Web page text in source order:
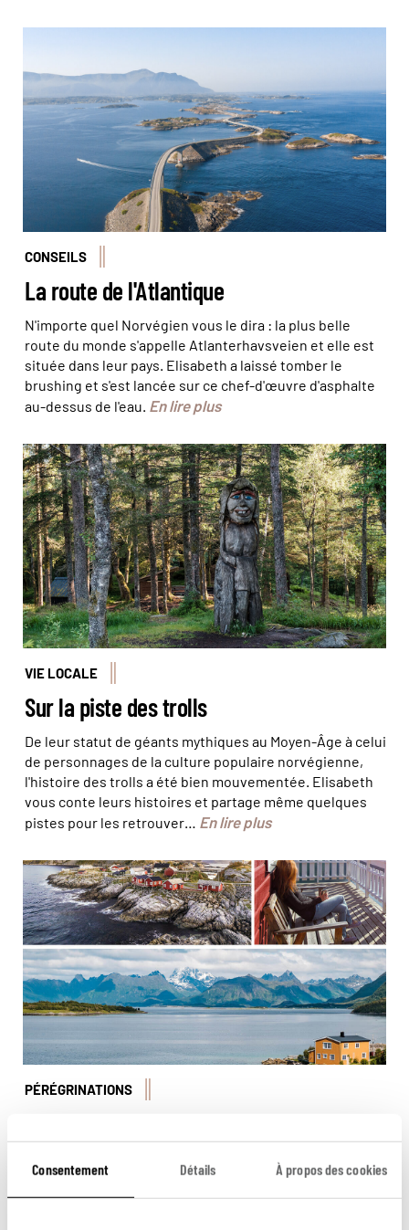
Consentement Détails À propos des cookies
CONSEILS
La route de l'Atlantique
N'importe quel Norvégien vous le dira : la plus belle
route du monde s'appelle Atlanterhavsveien et elle est
située dans leur pays. Elisabeth a laissé tomber le
brushing et s'est lancée sur ce chef-d'œuvre d'asphalte
au-dessus de l'eau. En lire plus
© Juliette Robart/Haytham-Rea
VIE LOCALE
Sur la piste des trolls
De leur statut de géants mythiques au Moyen-Âge à celui
de personnages de la culture populaire norvégienne,
l'histoire des trolls a été bien mouvementée. Elisabeth
vous conte leurs histoires et partage même quelques
pistes pour les retrouver… En lire plus
© Patrick/stock.adobe - © Sergii Mostovyi/ stock.adobe
- © Juliette Robert/Haytham-Rea
PÉRÉGRINATIONS
archipel qui séduit toujours autant. Parmi ses nombreux
atouts, des paysages somptueux : pitons rocheux